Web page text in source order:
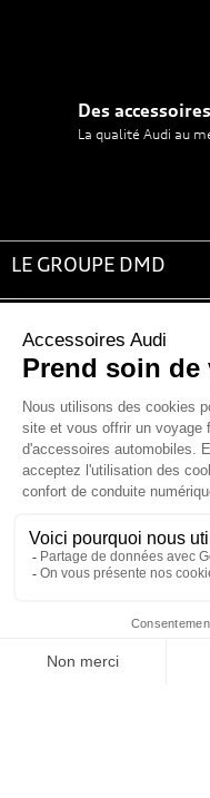
Des
La qualité Audi au
LE GROUPE DMD
LA BOUTIQUE
ESPACE CLIENT
CONTACT & AIDE
© Groupe DMD 2025